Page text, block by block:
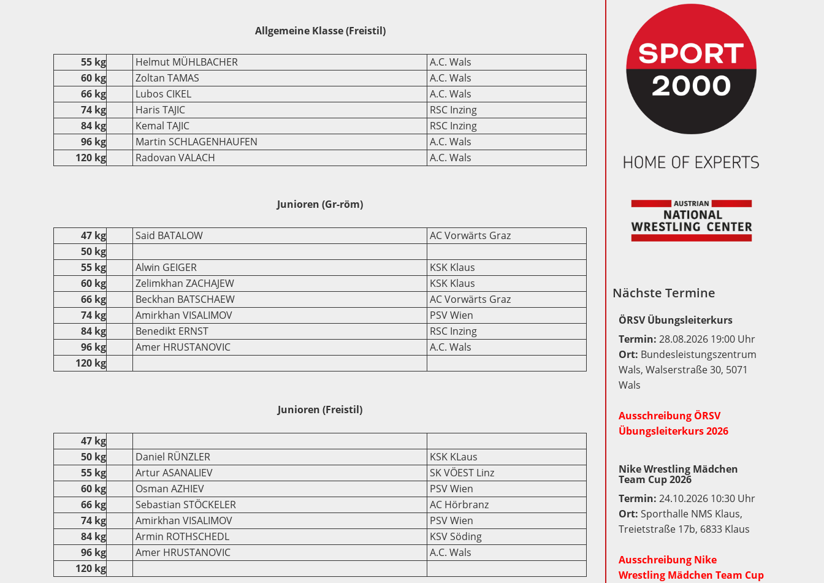
Allgemeine Klasse (Freistil)
55 kg Helmut MÜHLBACHER
A.C. Wals
60 kg
Zoltan TAMAS
A.C. Wals
66 kg
Lubos CIKEL
A.C. Wals
74 kg
Haris TAJIC
RSC Inzing
84 kg
Kemal TAJIC
RSC Inzing
96 kg
Martin SCHLAGENHAUFEN
A.C. Wals
120 kg
Radovan VALACH A.C. Wals
Junioren (Gr-röm)
47 kg Said BATALOW
AC Vorwärts Graz
50 kg
55 kg
Alwin GEIGER
KSK Klaus
60 kg
Zelimkhan ZACHAJEW
KSK Klaus
66 kg
Beckhan BATSCHAEW
AC Vorwärts Graz
74 kg
Amirkhan VISALIMOV
PSV Wien
84 kg
Benedikt ERNST
RSC Inzing
96 kg
Amer HRUSTANOVIC
A.C. Wals
120 kg
Junioren (Freistil)
47 kg
50 kg
Daniel RÜNZLER
KSK KLaus
55 kg
Artur ASANALIEV
SK VÖEST Linz
60 kg
Osman AZHIEV
PSV Wien
66 kg
Sebastian STÖCKELER
AC Hörbranz
74 kg
Amirkhan VISALIMOV
PSV Wien
84 kg
Armin ROTHSCHEDL
KSV Söding
96 kg
Amer HRUSTANOVIC
A.C. Wals
120 kg
Nächste Termine
ÖRSV Übungsleiterkurs
Termin: 28.08.2026 19:00 Uhr
Ort: Bundesleistungszentrum
Wals, Walserstraße 30, 5071
Wals
Ausschreibung ÖRSV
Übungsleiterkurs 2026
Nike Wrestling Mädchen
Team Cup 2026
Termin: 24.10.2026 10:30 Uhr
Ort: Sporthalle NMS Klaus,
Treietstraße 17b, 6833 Klaus
Ausschreibung Nike
Wrestling Mädchen Team Cup